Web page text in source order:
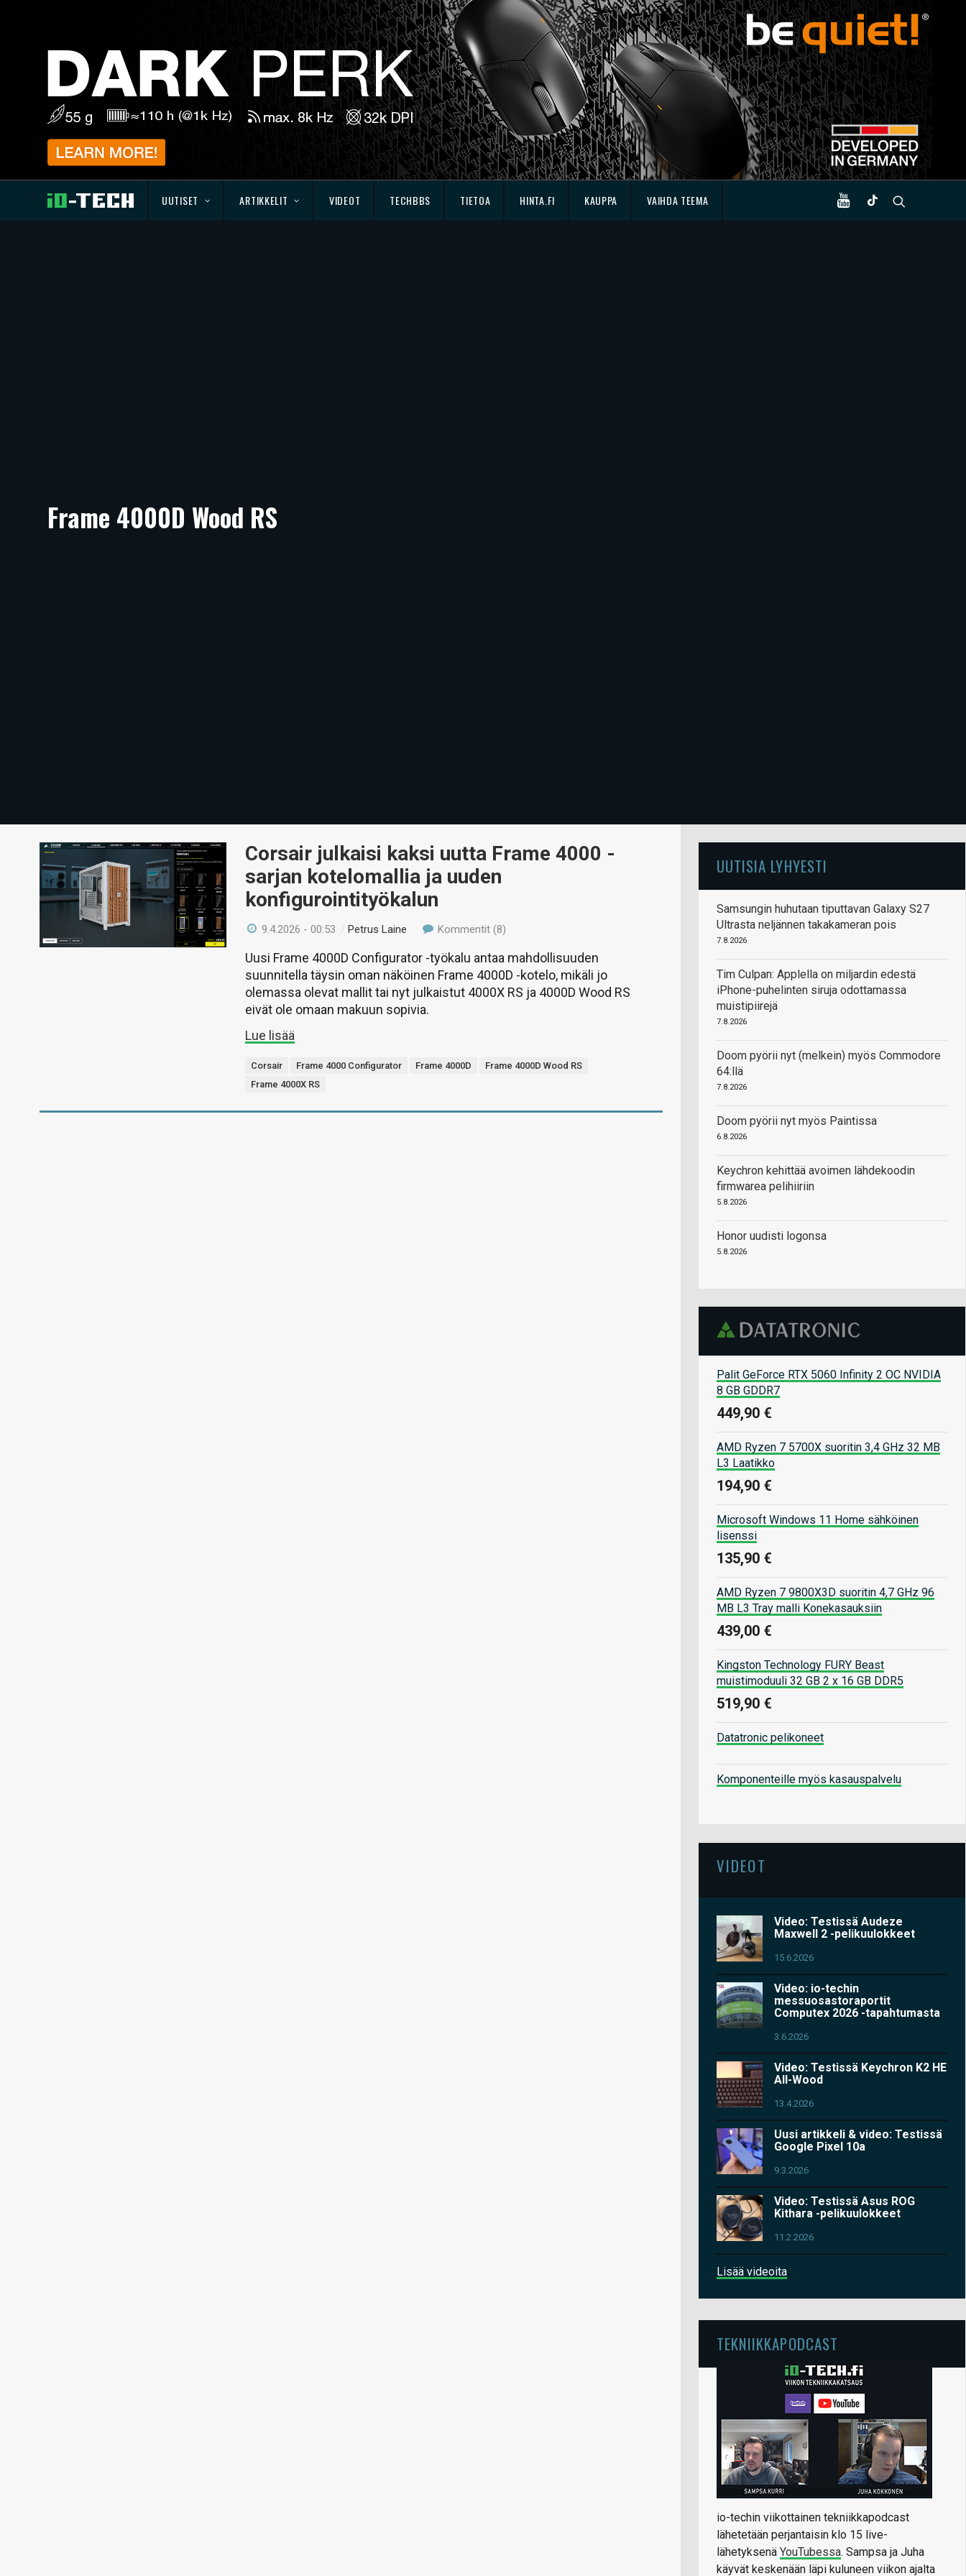
UUTISET ARTIKKELIT VIDEOT TECHBBS TIETOA HINTA.FI KAUPPA VAIHDA TEEMA
Frame 4000D Wood RS
Corsair julkaisi kaksi uutta Frame 4000 -
sarjan kotelomallia ja uuden
konfigurointityökalun
9.4.2026 - 00:53 /Petrus Laine Kommentit (8)
Uusi Frame 4000D Configurator -työkalu antaa mahdollisuuden
suunnitella täysin oman näköinen Frame 4000D -kotelo, mikäli jo
olemassa olevat mallit tai nyt julkaistut 4000X RS ja 4000D Wood RS
eivät ole omaan makuun sopivia.
Lue lisää
Corsair Frame 4000 Configurator Frame 4000D
Frame 4000D Wood RS
Frame 4000X RS
UUTISIA LYHYESTI
Samsungin huhutaan tiputtavan Galaxy S27
Ultrasta neljännen takakameran pois
7.8.2026
Tim Culpan: Applella on miljardin edestä
iPhone-puhelinten siruja odottamassa
muistipiirejä
7.8.2026
Doom pyörii nyt (melkein) myös Commodore
64:llä
7.8.2026
Doom pyörii nyt myös Paintissa
6.8.2026
Keychron kehittää avoimen lähdekoodin
firmwarea pelihiiriin
5.8.2026
Honor uudisti logonsa
5.8.2026
Palit GeForce RTX 5060 Infinity 2 OC NVIDIA
8 GB GDDR7
449,90 €
AMD Ryzen 7 5700X suoritin 3,4 GHz 32 MB
L3 Laatikko
194,90 €
Microsoft Windows 11 Home sähköinen
lisenssi
135,90 €
AMD Ryzen 7 9800X3D suoritin 4,7 GHz 96
MB L3 Tray malli Konekasauksiin
439,00 €
Kingston Technology FURY Beast
muistimoduuli 32 GB 2 x 16 GB DDR5
519,90 €
Datatronic pelikoneet
Komponenteille myös kasauspalvelu
VIDEOT
Video: Testissä Audeze
Maxwell 2 -pelikuulokkeet
15.6.2026
Video: io-techin
messuosastoraportit
Computex 2026 -tapahtumasta
3.6.2026
Video: Testissä Keychron K2 HE
All-Wood
13.4.2026
Uusi artikkeli & video: Testissä
Google Pixel 10a
9.3.2026
Video: Testissä Asus ROG
Kithara -pelikuulokkeet
11.2.2026
Lisää videoita
TEKNIIKKAPODCAST
io-techin viikottainen tekniikkapodcast
lähetetään perjantaisin klo 15 live-
lähetyksenä YouTubessa. Sampsa ja Juha
käyvät keskenään läpi kuluneen viikon ajalta